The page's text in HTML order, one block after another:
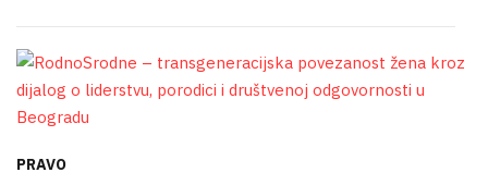
PRAVO